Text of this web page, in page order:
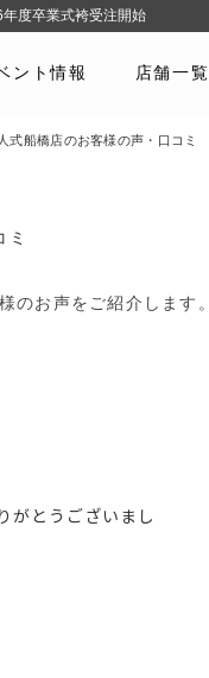
ント情報 店舗一覧
式船橋店のお客様の声・口コミ
ミ
のお声をご紹介します。
がとうございまし
度卒業式袴受注開始